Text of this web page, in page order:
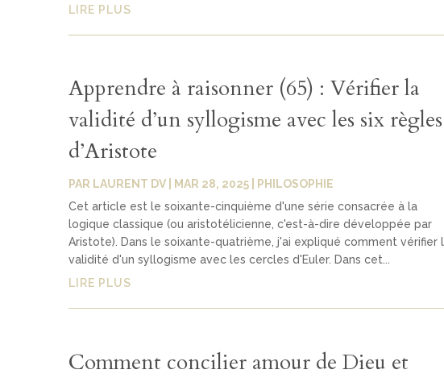
LIRE PLUS
Apprendre à raisonner (65) : Vérifier la
validité d’un syllogisme avec les six règles
d’Aristote
PAR LAURENT DV MAR 28, 2025
PHILOSOPHIE
Cet article est le soixante-cinquième d'une série consacrée à la
logique classique (ou aristotélicienne, c'est-à-dire développée par
Aristote). Dans le soixante-quatrième, j'ai expliqué comment vérifier
validité d'un syllogisme avec les cercles d'Euler. Dans cet...
LIRE PLUS
Comment concilier amour de Dieu et